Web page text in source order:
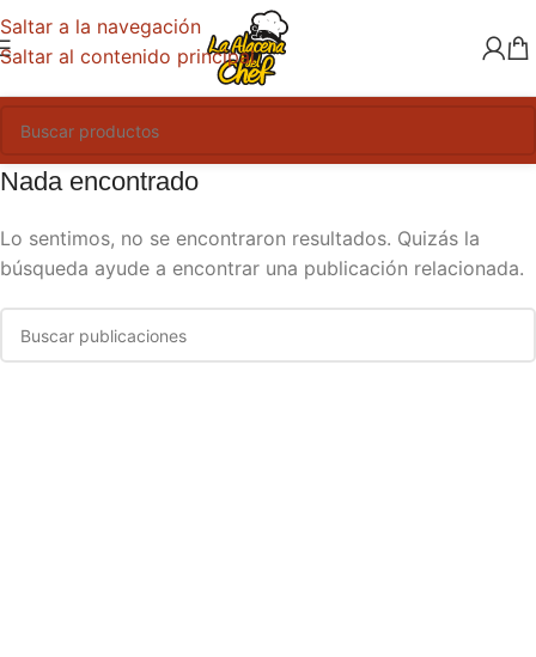
Saltar a la navegación
Saltar al contenido principal
Nada encontrado
Lo sentimos, no se encontraron resultados. Quizás la
búsqueda ayude a encontrar una publicación relacionada.